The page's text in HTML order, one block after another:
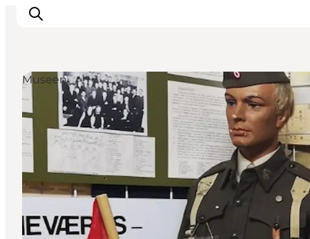
Urlaubsorte
Inspiration
Events
Unterkunft
Mach deine Urlaubsplanung
Museen